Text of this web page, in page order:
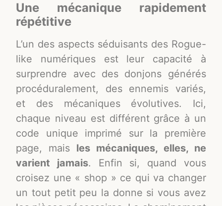
Une mécanique rapidement
répétitive
L’un des aspects séduisants des Rogue-
like numériques est leur capacité à
surprendre avec des donjons générés
procéduralement, des ennemis variés,
et des mécaniques évolutives. Ici,
chaque niveau est différent grâce à un
code unique imprimé sur la première
page, mais les mécaniques, elles, ne
varient jamais. Enfin si, quand vous
croisez une « shop » ce qui va changer
un tout petit peu la donne si vous avez